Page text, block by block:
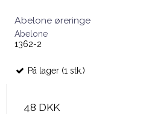
Abelone øreringe
Abelone
1362-2
På lager (1 stk.)
48 DKK